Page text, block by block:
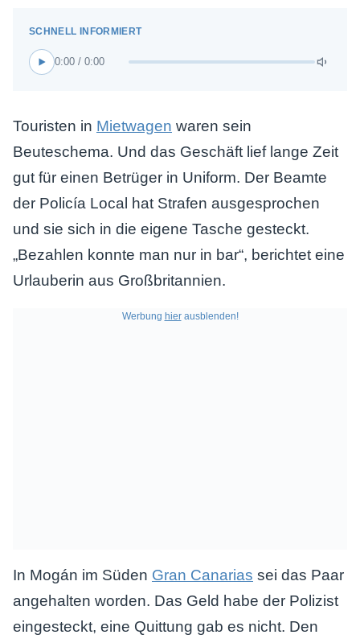
0:00 / 0:00
Touristen in Mietwagen waren sein
Beuteschema. Und das Geschäft lief lange Zeit
gut für einen Betrüger in Uniform. Der Beamte
der Policía Local hat Strafen ausgesprochen
und sie sich in die eigene Tasche gesteckt.
„Bezahlen konnte man nur in bar“, berichtet eine
Urlauberin aus Großbritannien.
Werbung hierausblenden!
In Mogán im Süden Gran Canarias sei das Paar
angehalten worden. Das Geld habe der Polizist
eingesteckt, eine Quittung gab es nicht. Den